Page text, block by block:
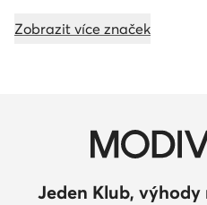
Zobrazit více značek
Jeden Klub,